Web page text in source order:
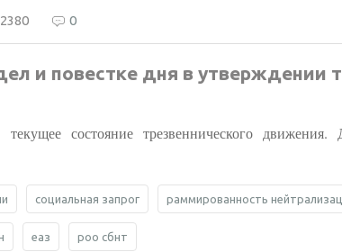
2380 0
и повестке дня в утверждении
текущее состояние трезвеннического
социальная запрог раммированность
еаз роо сбнт